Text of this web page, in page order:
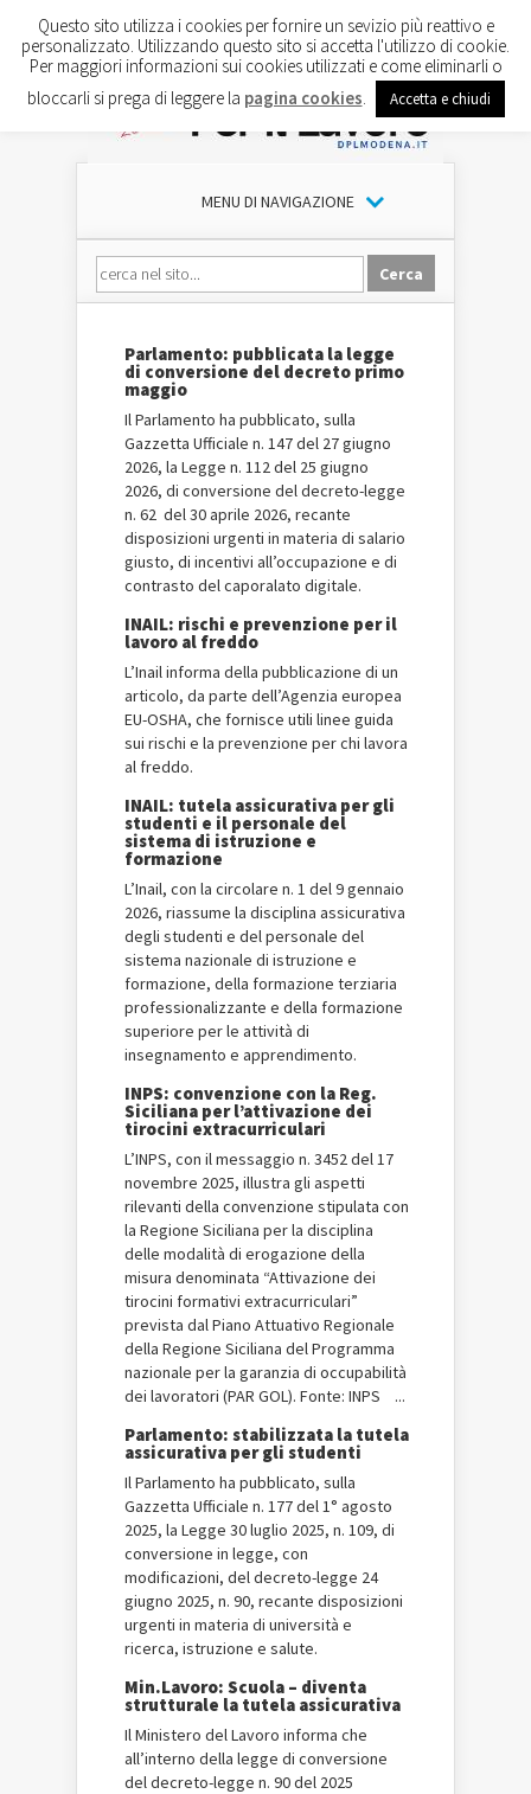
MENU DI NAVIGAZIONE
Parlamento: pubblicata la legge
di conversione del decreto primo
maggio
Il Parlamento ha pubblicato, sulla
Gazzetta Ufficiale n. 147 del 27 giugno
2026, la Legge n. 112 del 25 giugno
2026, di conversione del decreto-legge
n. 62 del 30 aprile 2026, recante
disposizioni urgenti in materia di salario
giusto, di incentivi all’occupazione e di
contrasto del caporalato digitale.
INAIL: rischi e prevenzione per il
lavoro al freddo
L’Inail informa della pubblicazione di un
articolo, da parte dell’Agenzia europea
EU-OSHA, che fornisce utili linee guida
sui rischi e la prevenzione per chi lavora
al freddo.
INAIL: tutela assicurativa per gli
studenti e il personale del
sistema di istruzione e
formazione
L’Inail, con la circolare n. 1 del 9 gennaio
2026, riassume la disciplina assicurativa
degli studenti e del personale del
sistema nazionale di istruzione e
formazione, della formazione terziaria
professionalizzante e della formazione
superiore per le attività di
insegnamento e apprendimento.
INPS: convenzione con la Reg.
Siciliana per l’attivazione dei
tirocini extracurriculari
L’INPS, con il messaggio n. 3452 del 17
novembre 2025, illustra gli aspetti
rilevanti della convenzione stipulata con
la Regione Siciliana per la disciplina
delle modalità di erogazione della
misura denominata “Attivazione dei
tirocini formativi extracurriculari”
prevista dal Piano Attuativo Regionale
della Regione Siciliana del Programma
nazionale per la garanzia di occupabilità
dei lavoratori (PAR GOL). Fonte: INPS ...
Parlamento: stabilizzata la tutela
assicurativa per gli studenti
Il Parlamento ha pubblicato, sulla
Gazzetta Ufficiale n. 177 del 1° agosto
2025, la Legge 30 luglio 2025, n. 109, di
conversione in legge, con
modificazioni, del decreto-legge 24
giugno 2025, n. 90, recante disposizioni
urgenti in materia di università e
ricerca, istruzione e salute.
Min.Lavoro: Scuola – diventa
strutturale la tutela assicurativa
Il Ministero del Lavoro informa che
all’interno della legge di conversione
del decreto-legge n. 90 del 2025
Questo sito utilizza i cookies per fornire un sevizio più reattivo e
personalizzato. Utilizzando questo sito si accetta l'utilizzo di cookie.
Per maggiori informazioni sui cookies utilizzati e come eliminarli o
bloccarli si prega di leggere la pagina cookies Accetta e chiudi